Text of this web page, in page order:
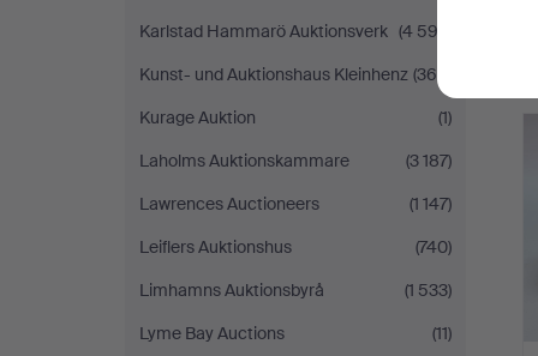
Karlstad Hammarö Auktionsverk (4 592)
Kunst- und Auktionshaus Kleinhenz (364)
Kurage Auktion
(1)
Laholms Auktionskammare
(3 187)
Lawrences Auctioneers
(1 147)
Leiflers Auktionshus
(740)
Limhamns Auktionsbyrå
(1 533)
Lyme Bay Auctions
(11)